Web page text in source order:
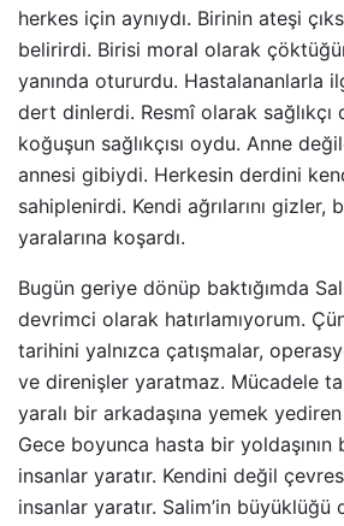
herkes için aynıydı. Birinin ateşi
belirirdi. Birisi moral olarak
yanında otururdu. Hastalananlarla
dert dinlerdi. Resmî olarak sağlıkçı
koğuşun sağlıkçısı oydu. Anne
annesi gibiydi. Herkesin derdini
sahiplenirdi. Kendi ağrılarını gizler,
yaralarına koşardı.
Bugün geriye dönüp baktığımda
devrimci olarak hatırlamıyorum.
tarihini yalnızca çatışmalar,
ve direnişler yaratmaz. Mücadele
yaralı bir arkadaşına yemek
Gece boyunca hasta bir yoldaşının
insanlar yaratır. Kendini değil
insanlar yaratır. Salim’in büyüklüğü